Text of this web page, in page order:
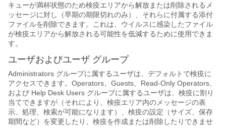
キューが満杯状態のため検疫エリアから解放または削除されるメ
ッセージに対し（早期の期限切れのみ）、それらに付属する添付
ファイルを削除できます。これは、ウイルスに感染したファイル
が検疫エリアから解放される可能性を低減するために使用できま
す。
ユーザおよびユーザ グループ
Administrators グループに属するユーザは、デフォルトで検疫に
アクセスできます。Operators、Guests、Read-Only Operators、
および Help Desk Users グループに属するユーザは、検疫に割り
当てできますが（それにより、検疫エリア内のメッセージの表
示、処理、検索が可能になります）、検疫の設定（サイズ、保存
期間など）を変更したり、検疫を作成または削除したりできませ